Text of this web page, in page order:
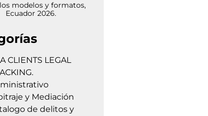
modelos y formatos,
Ecuador 2026.
CLIENTS LEGAL
y Mediación
de delitos y